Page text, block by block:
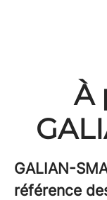
À
GALIAN-
référence